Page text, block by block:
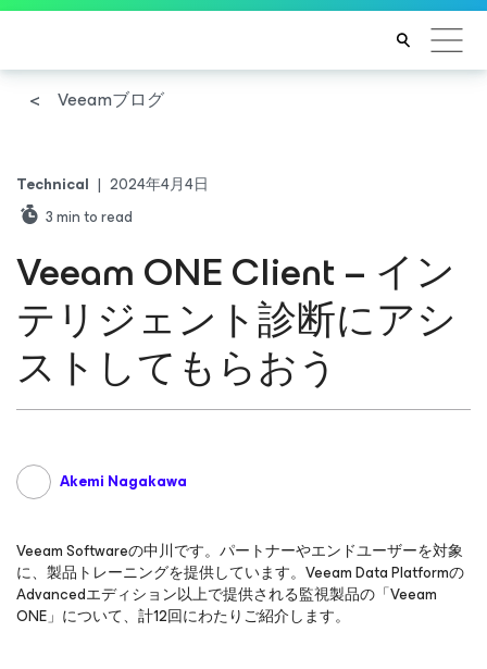
Veeamブログ
Technical | 2024年4月4日
3min to read
Veeam ONE Client – イン
テリジェント診断にアシ
ストしてもらおう
Akemi Nagakawa
Veeam Softwareの中川です。パートナーやエンドユーザーを対象
に、製品トレーニングを提供しています。Veeam Data Platformの
Advancedエディション以上で提供される監視製品の「Veeam
ONE」について、計12回にわたりご紹介します。